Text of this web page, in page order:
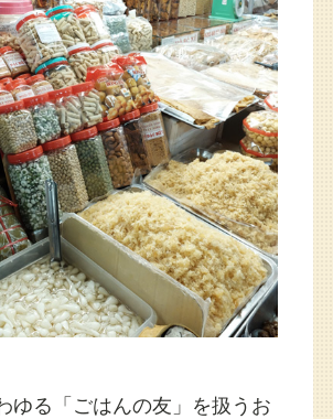
ゆる「ごはんの友」を扱うお